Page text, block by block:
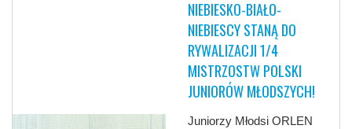
NIEBIESKO-BIAŁO-
NIEBIESCY STANĄ DO
RYWALIZACJI 1/4
MISTRZOSTW POLSKI
JUNIORÓW MŁODSZYCH!
Juniorzy Młodsi ORLEN